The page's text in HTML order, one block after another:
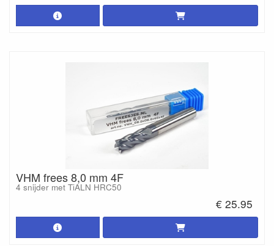
VHM frees 8,0 mm 4F
4 snijder met TiALN HRC50
€ 25.95